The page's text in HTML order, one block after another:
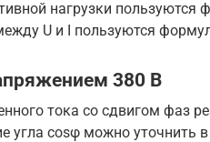
нагрузки пользуются
U и I пользуются
380 В
тока со сдвигом фаз
угла cosφ можно уточнить в